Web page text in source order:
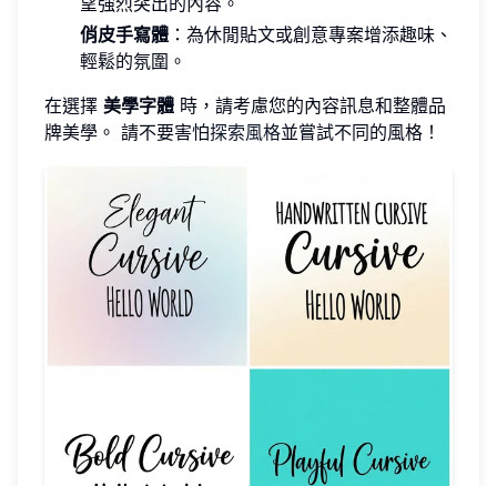
俏皮手寫體 ：為休閒貼文或創意專案增添趣味、
輕鬆的氛圍。
在選擇 美學字體 時，請考慮您的內容訊息和整體品
牌美學。 請不要害怕探索風格並嘗試不同的風格！